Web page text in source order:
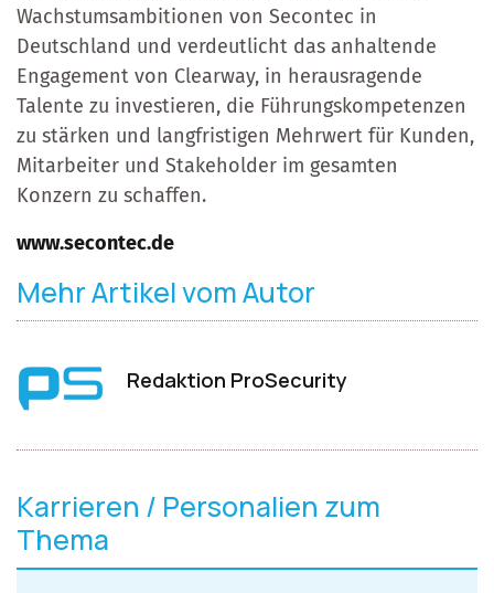
Wachstumsambitionen von Secontec in
Deutschland und verdeutlicht das anhaltende
Engagement von Clearway, in herausragende
Talente zu investieren, die Führungskompetenzen
zu stärken und langfristigen Mehrwert für Kunden,
Mitarbeiter und Stakeholder im gesamten
Konzern zu schaffen.
www.secontec.de
Mehr Artikel vom Autor
Redaktion ProSecurity
Karrieren / Personalien zum
Thema